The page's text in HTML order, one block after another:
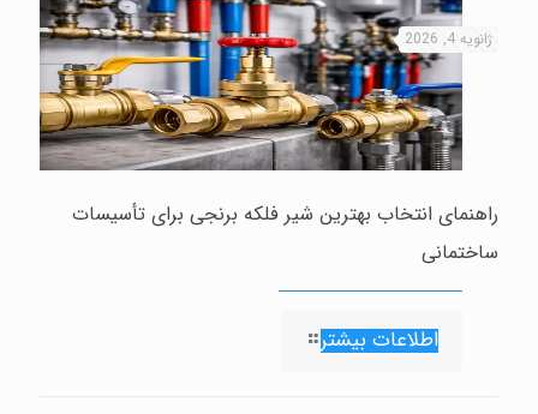
ژانویه 4, 2026
راهنمای انتخاب بهترین شیر فلکه برنجی برای تأسیسات
ساختمانی
اطلاعات بیشتر